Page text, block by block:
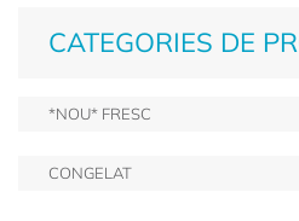
CATEGORIES DE
*NOU* FRESC
CONGELAT